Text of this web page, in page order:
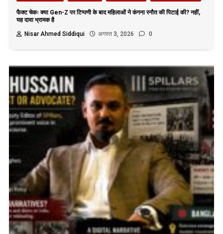
फैक्ट चेकः क्या Gen-Z पर टिप्पणी के बाद महिलाओं ने कंगना रनौत की पिटाई की? नहीं,
यह दावा भ्रामक है
Nisar Ahmed Siddiqui
अगस्त 3, 2026 0